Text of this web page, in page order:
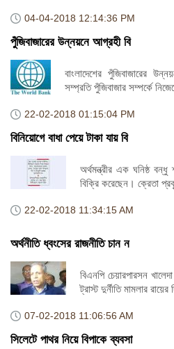
04-04-2018 12:14:36 PM
পুঁজিবাজারের উন্নয়নে আগ্রহী বি
বাংলাদেশের পুঁজিবাজারের
সম্প্রতি পুঁজিবাজার সম্পর্কে
22-02-2018 01:15:04 PM
বিনিয়োগে বাধা পেয়ে টাকা যায় বি
অর্থমন্ত্রীর এক ঘনিষ্ঠ বন্ধু
বিক্রি করেছেন। ক্রেতা
22-02-2018 11:34:15 AM
অর্থনীতি ধ্বংসের রাজনীতি চান ন
বিএনপি চেয়ারপারসন
ট্রাস্ট দুর্নীতি মামলার
07-02-2018 11:06:56 AM
সিলেটে পাথর নিয়ে বিপাকে ব্যবসা